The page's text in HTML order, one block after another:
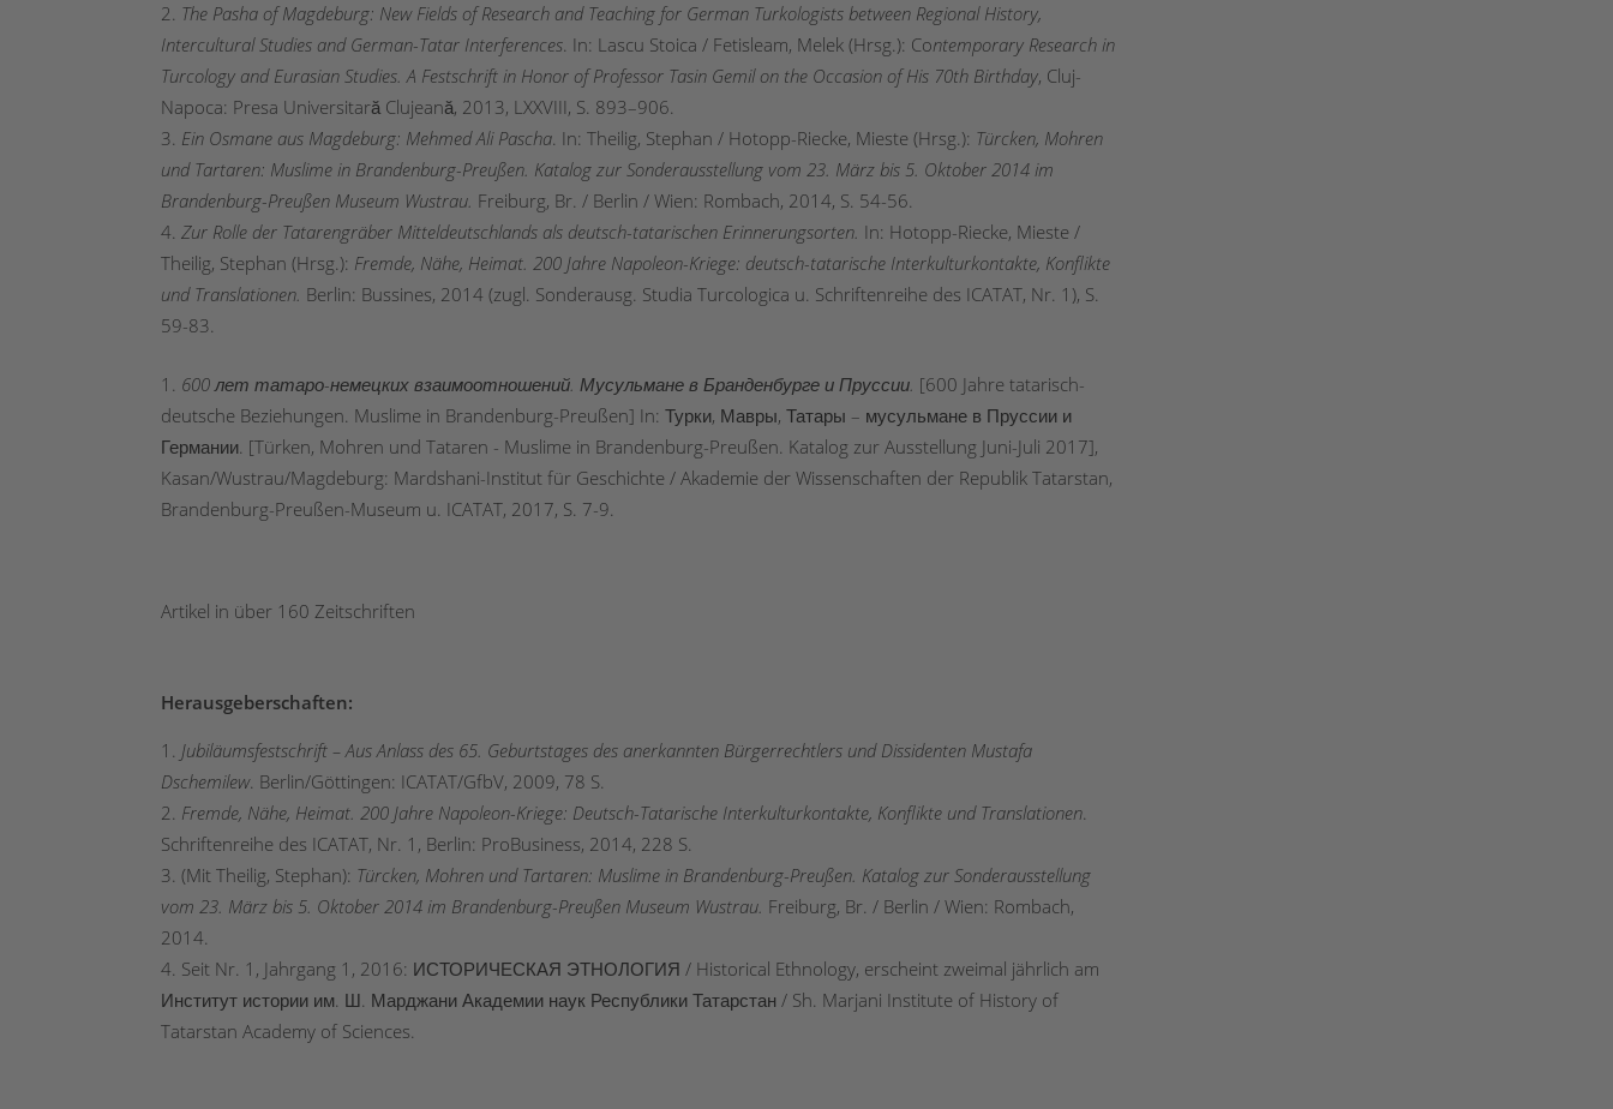
The Pasha of Magdeburg: New Fields of Research and Teaching for German Turkologists between RegionalHistory,
Intercultural Studies and German-Tatar Interferences. In: Lascu Stoica / Fetisleam, Melek (Hrsg.): Contemporary Research in
Turcology and Eurasian Studies. A Festschrift in Honor of Professor Tasin Gemil on the Occasion of His 70th Birthday, Cluj-
Napoca: Presa Universitară Clujeană, 2013, LXXVIII, S. 893–906.
Ein Osmane aus Magdeburg: Mehmed Ali Pascha. In: Theilig, Stephan / Hotopp-Riecke, Mieste (Hrsg.): Türcken, Mohren
und Tartaren: Muslime in Brandenburg-Preußen. Katalog zur Sonderausstellung vom 23. März bis 5. Oktober 2014 im
Brandenburg-Preußen Museum Wustrau. Freiburg, Br. / Berlin / Wien: Rombach, 2014, S. 54-56.
Zur Rolle der Tatarengräber Mitteldeutschlands als deutsch-tatarischen Erinnerungsorten. In: Hotopp-Riecke, Mieste /
Theilig, Stephan (Hrsg.): Fremde, Nähe, Heimat. 200 Jahre Napoleon-Kriege: deutsch-tatarische Interkulturkontakte, Konflikte
und Translationen. Berlin: Bussines, 2014 (zugl. Sonderausg. Studia Turcologica u. Schriftenreihe des ICATAT, Nr. 1), S.
59-83.
600 лет татаро-немецких взаимоотношений. Мусульмане в Бранденбурге и Пруссии. [600 Jahre tatarisch-
deutsche Beziehungen. Muslime in Brandenburg-Preußen] In: Турки, Мавры, Татары – мусульмане в Пруссии и
Германии. [Türken, Mohren und Tataren - Muslime in Brandenburg-Preußen. Katalog zur Ausstellung Juni-Juli 2017],
Kasan/Wustrau/Magdeburg: Mardshani-Institut für Geschichte / Akademie der Wissenschaften der Republik Tatarstan,
Brandenburg-Preußen-Museum u. ICATAT, 2017, S. 7-9.
Artikel in über 160 Zeitschriften
Herausgeberschaften:
Jubiläumsfestschrift – Aus Anlass des 65. Geburtstages des anerkannten Bürgerrechtlers und Dissidenten Mustafa
Dschemilew. Berlin/Göttingen: ICATAT/GfbV, 2009, 78 S.
Fremde, Nähe, Heimat. 200 Jahre Napoleon-Kriege: Deutsch-Tatarische Interkulturkontakte, Konflikte und Translationen.
Schriftenreihe des ICATAT, Nr. 1, Berlin: ProBusiness, 2014, 228 S.
(Mit Theilig, Stephan): Türcken, Mohren und Tartaren: Muslime in Brandenburg-Preußen. Katalog zur Sonderausstellung
vom 23. März bis 5. Oktober 2014 im Brandenburg-Preußen Museum Wustrau. Freiburg, Br. / Berlin / Wien: Rombach,
2014.
Seit Nr. 1, Jahrgang 1, 2016: ИСТОРИЧЕСКАЯ ЭТНОЛОГИЯ / Historical Ethnology, erscheint zweimal jährlich am
Институт истории им. Ш. Марджани Академии наук Республики Татарстан / Sh. Marjani Institute of History of
Tatarstan Academy of Sciences.